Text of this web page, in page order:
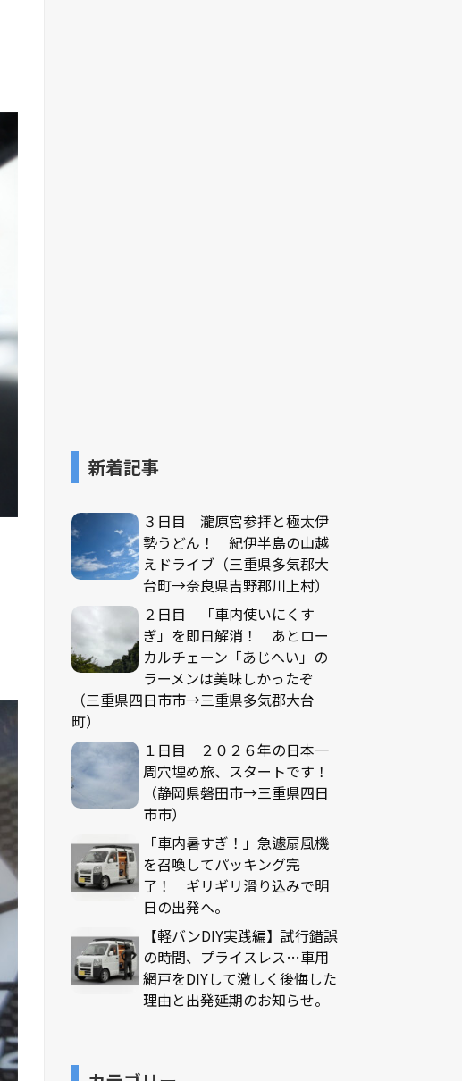
新着記事
３日目 瀧原宮参拝と極太伊
勢うどん！ 紀伊半島の山越
えドライブ（三重県多気郡大
台町→奈良県吉野郡川上村）
２日目 「車内使いにくす
ぎ」を即日解消！ あとロー
カルチェーン「あじへい」の
ラーメンは美味しかったぞ
（三重県四日市市→三重県多気郡大台
町）
１日目 ２０２６年の日本一
周穴埋め旅、スタートです！
（静岡県磐田市→三重県四日
市市）
「車内暑すぎ！」急遽扇風機
を召喚してパッキング完
了！ ギリギリ滑り込みで明
日の出発へ。
【軽バンDIY実践編】試行錯誤
の時間、プライスレス…車用
網戸をDIYして激しく後悔した
理由と出発延期のお知らせ。